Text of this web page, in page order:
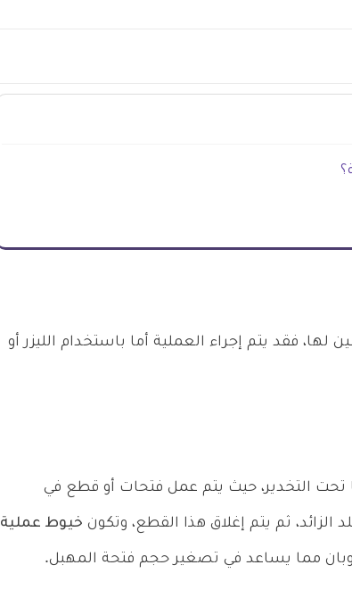
فقد يتم إجراء العملية أما باستخدام الليزر أو
تحت التخدير، حيث يتم عمل فتحات أو قطع في
الزائد، ثم يتم إغلاق هذا القطع، وتكون خيوط عملية
مما يساعد في تصغير حجم فتحة المهبل.